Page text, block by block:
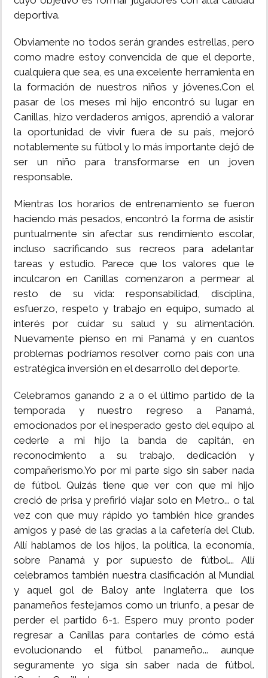
deportiva.
Obviamente no todos serán grandes estrellas, pero
como madre estoy convencida de que el deporte,
cualquiera que sea, es una excelente herramienta en
la formación de nuestros niños y jóvenes.Con el
pasar de los meses mi hijo encontró su lugar en
Canillas, hizo verdaderos amigos, aprendió a valorar
la oportunidad de vivir fuera de su país, mejoró
notablemente su fútbol y lo más importante dejó de
ser un niño para transformarse en un joven
responsable.
Mientras los horarios de entrenamiento se fueron
haciendo más pesados, encontró la forma de asistir
puntualmente sin afectar sus rendimiento escolar,
incluso sacrificando sus recreos para adelantar
tareas y estudio. Parece que los valores que le
inculcaron en Canillas comenzaron a permear al
resto de su vida: responsabilidad, disciplina,
esfuerzo, respeto y trabajo en equipo, sumado al
interés por cuidar su salud y su alimentación.
Nuevamente pienso en mi Panamá y en cuantos
problemas podríamos resolver como país con una
estratégica inversión en el desarrollo del deporte.
Celebramos ganando 2 a 0 el último partido de la
temporada y nuestro regreso a Panamá,
emocionados por el inesperado gesto del equipo al
cederle a mi hijo la banda de capitán, en
reconocimiento a su trabajo, dedicación y
compañerismo.Yo por mi parte sigo sin saber nada
de fútbol. Quizás tiene que ver con que mi hijo
creció de prisa y prefirió viajar solo en Metro... o tal
vez con que muy rápido yo también hice grandes
amigos y pasé de las gradas a la cafetería del Club.
Allí hablamos de los hijos, la política, la economía,
sobre Panamá y por supuesto de fútbol... Allí
celebramos también nuestra clasificación al Mundial
y aquel gol de Baloy ante Inglaterra que los
panameños festejamos como un triunfo, a pesar de
perder el partido 6-1. Espero muy pronto poder
regresar a Canillas para contarles de cómo está
evolucionando el fútbol panameño... aunque
seguramente yo siga sin saber nada de fútbol.